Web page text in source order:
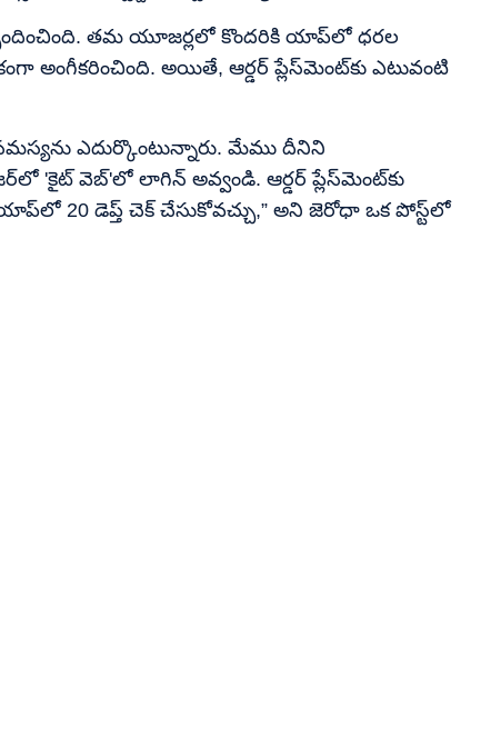
తమ యూజర్లలో కొందరికి యాప్‌లో ధరల
అంగీకరించింది. అయితే, ఆర్డర్ ప్లేస్‌మెంట్‌కు ఎటువంటి
ఎదుర్కొంటున్నారు. మేము దీనిని
'కైట్ వెబ్'లో లాగిన్ అవ్వండి. ఆర్డర్ ప్లేస్‌మెంట్‌కు
20 డెప్త్ చెక్ చేసుకోవచ్చు,” అని జెరోధా ఒక పోస్ట్‌లో